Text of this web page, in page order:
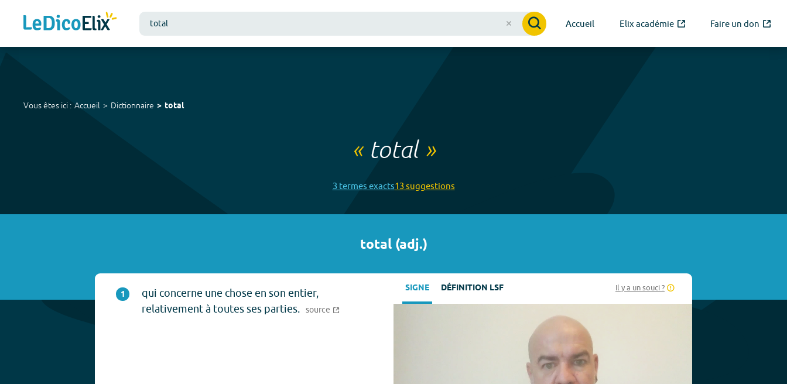
Accueil Elix académie Faire un don
Vous êtes ici : Accueil Dictionnaire total
« total»
3termes exacts13suggestions
total(adj.)
1
qui concerne une chose en son entier,
relativement à toutes ses parties. source
SIGNE DÉFINITION LSF Il y a un souci ?